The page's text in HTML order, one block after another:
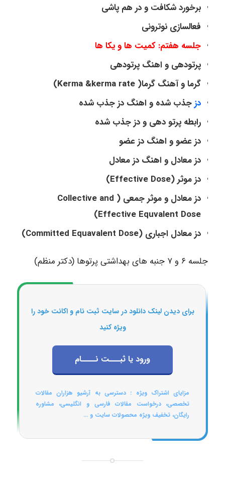
برخورد شکافت و در هم پاشی
فعالسازی نوترونی
جلسه هفتم: کمیت ها و یکا ها
پرتودهی و اهنگ پرتودهی
گرما و آهنگ گرما( Kerma &kerma rate)
دزجذب شده و اهنگ دز جذب شده
رابطه پرتو دهی و دز جذب شده
دز عضو و اهنگ دز عضو
دز معادل و اهنگ دز معادل
دز موثر (Effective Dose)
دز معادل و موثر جمعی ( Collective and
Effective Equvalent Dose)
دز معادل اجباری (Committed Equavalent Dose)
جلسه ۶ و ۷ جنبه های بهداشتی پرتوها (دکتر منظم)
برای دیدن لینک دانلود در سایت ثبت نام و اکانت خود را
ویژه کنید
ورود یا ثبـــت نــــام
مزایای اشتراک ویژه : دسترسی به آرشیو هزاران مقالات
تخصصی، درخواست مقالات فارسی و انگلیسی، مشاوره
رایگان، تخفیف ویژه محصولات سایت و ...